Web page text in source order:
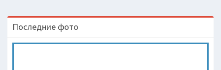
Последние фото